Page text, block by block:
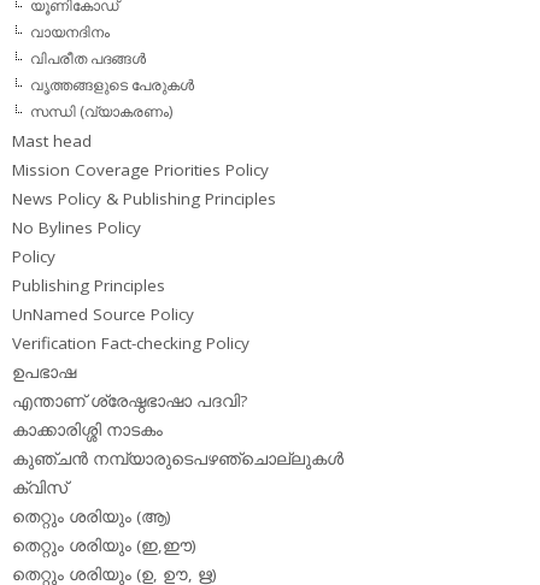
യൂണികോഡ്
വായനദിനം
വിപരീത പദങ്ങള്‍
വൃത്തങ്ങളുടെ പേരുകള്‍
സന്ധി (വ്യാകരണം)
Mast head
Mission Coverage Priorities Policy
News Policy & Publishing Principles
No Bylines Policy
Policy
Publishing Principles
UnNamed Source Policy
Verification Fact-checking Policy
ഉപഭാഷ
എന്താണ് ശ്രേഷ്ഠഭാഷാ പദവി?
കാക്കാരിശ്ശി നാടകം
കുഞ്ചന്‍ നമ്പ്യാരുടെപഴഞ്ചൊല്ലുകള്‍
ക്വിസ്
തെറ്റും ശരിയും (ആ)
തെറ്റും ശരിയും (ഇ,ഈ)
തെറ്റും ശരിയും (ഉ, ഊ, ഋ)